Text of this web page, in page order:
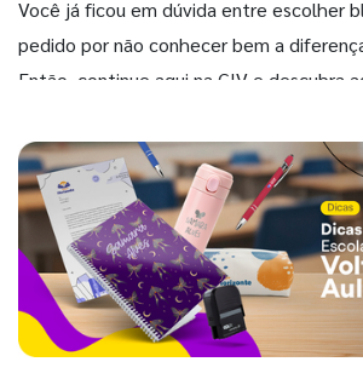
Você já ficou em dúvida entre escolher
pedido por não conhecer bem a
Então, continue aqui na GIV e descubra